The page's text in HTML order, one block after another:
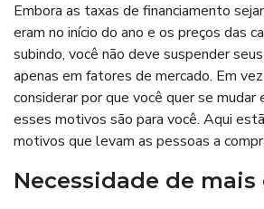
Embora as taxas de financiamento
eram no início do ano e os preços das
subindo, você não deve suspender
apenas em fatores de mercado. Em
considerar por que você quer se
esses motivos são para você. Aqui
motivos que levam as pessoas a
Necessidade de mais